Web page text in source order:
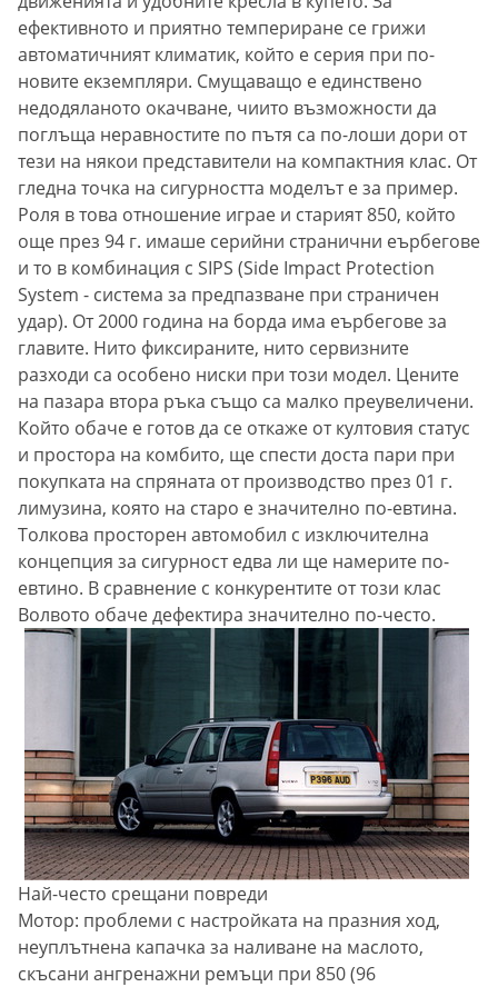
ефективното и приятно темпериране се грижи
автоматичният климатик, който е серия при по-
новите екземпляри. Смущаващо е единствено
недодяланото окачване, чиито възможности да
поглъща неравностите по пътя са по-лоши дори от
тези на някои представители на компактния клас. От
гледна точка на сигурността моделът е за пример.
Роля в това отношение играе и старият 850, който
още през 94 г. имаше серийни странични еърбегове
и то в комбинация с SIPS (Side Impact Protection
System - система за предпазване при страничен
удар). От 2000 година на борда има еърбегове за
главите. Нито фиксираните, нито сервизните
разходи са особено ниски при този модел. Цените
на пазара втора ръка също са малко преувеличени.
Който обаче е готов да се откаже от култовия статус
и простора на комбито, ще спести доста пари при
покупката на спряната от производство през 01 г.
лимузина, която на старо е значително по-евтина.
Толкова просторен автомобил с изключителна
концепция за сигурност едва ли ще намерите по-
евтино. В сравнение с конкурентите от този клас
Волвото обаче дефектира значително по-често.
Най-често срещани повреди
Мотор: проблеми с настройката на празния ход,
неуплътнена капачка за наливане на маслото,
скъсани ангренажни ремъци при 850 (96